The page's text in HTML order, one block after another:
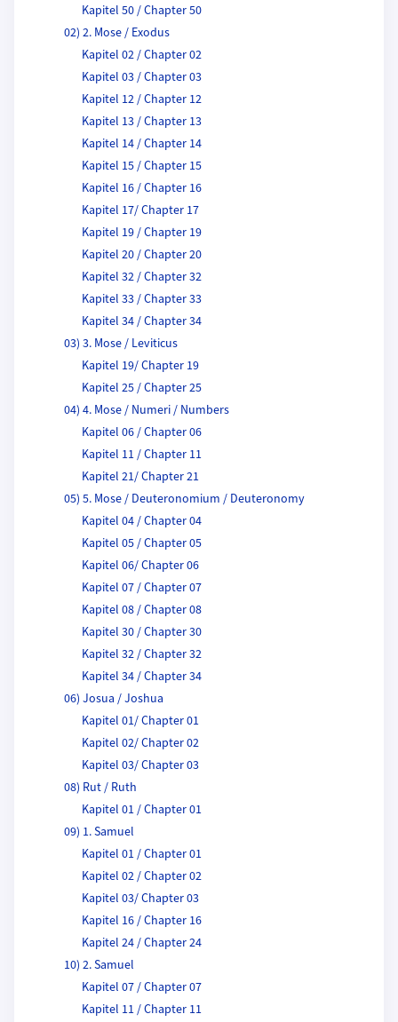
Kapitel 50 / Chapter 50
02) 2. Mose / Exodus
Kapitel 02 / Chapter 02
Kapitel 03 / Chapter 03
Kapitel 12 / Chapter 12
Kapitel 13 / Chapter 13
Kapitel 14 / Chapter 14
Kapitel 15 / Chapter 15
Kapitel 16 / Chapter 16
Kapitel 17/ Chapter 17
Kapitel 19 / Chapter 19
Kapitel 20 / Chapter 20
Kapitel 32 / Chapter 32
Kapitel 33 / Chapter 33
Kapitel 34 / Chapter 34
03) 3. Mose / Leviticus
Kapitel 19/ Chapter 19
Kapitel 25 / Chapter 25
04) 4. Mose / Numeri / Numbers
Kapitel 06 / Chapter 06
Kapitel 11 / Chapter 11
Kapitel 21/ Chapter 21
05) 5. Mose / Deuteronomium / Deuteronomy
Kapitel 04 / Chapter 04
Kapitel 05 / Chapter 05
Kapitel 06/ Chapter 06
Kapitel 07 / Chapter 07
Kapitel 08 / Chapter 08
Kapitel 30 / Chapter 30
Kapitel 32 / Chapter 32
Kapitel 34 / Chapter 34
06) Josua / Joshua
Kapitel 01/ Chapter 01
Kapitel 02/ Chapter 02
Kapitel 03/ Chapter 03
08) Rut / Ruth
Kapitel 01 / Chapter 01
09) 1. Samuel
Kapitel 01 / Chapter 01
Kapitel 02 / Chapter 02
Kapitel 03/ Chapter 03
Kapitel 16 / Chapter 16
Kapitel 24 / Chapter 24
10) 2. Samuel
Kapitel 07 / Chapter 07
Kapitel 11 / Chapter 11